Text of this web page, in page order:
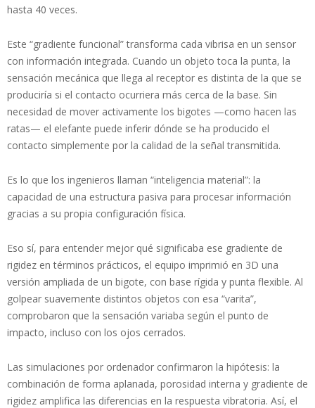
hasta 40 veces.
Este “gradiente funcional” transforma cada vibrisa en un sensor
con información integrada. Cuando un objeto toca la punta, la
sensación mecánica que llega al receptor es distinta de la que se
produciría si el contacto ocurriera más cerca de la base. Sin
necesidad de mover activamente los bigotes —como hacen las
ratas— el elefante puede inferir dónde se ha producido el
contacto simplemente por la calidad de la señal transmitida.
Es lo que los ingenieros llaman “inteligencia material”: la
capacidad de una estructura pasiva para procesar información
gracias a su propia configuración física.
Eso sí, para entender mejor qué significaba ese gradiente de
rigidez en términos prácticos, el equipo imprimió en 3D una
versión ampliada de un bigote, con base rígida y punta flexible. Al
golpear suavemente distintos objetos con esa “varita”,
comprobaron que la sensación variaba según el punto de
impacto, incluso con los ojos cerrados.
Las simulaciones por ordenador confirmaron la hipótesis: la
combinación de forma aplanada, porosidad interna y gradiente de
rigidez amplifica las diferencias en la respuesta vibratoria. Así, el